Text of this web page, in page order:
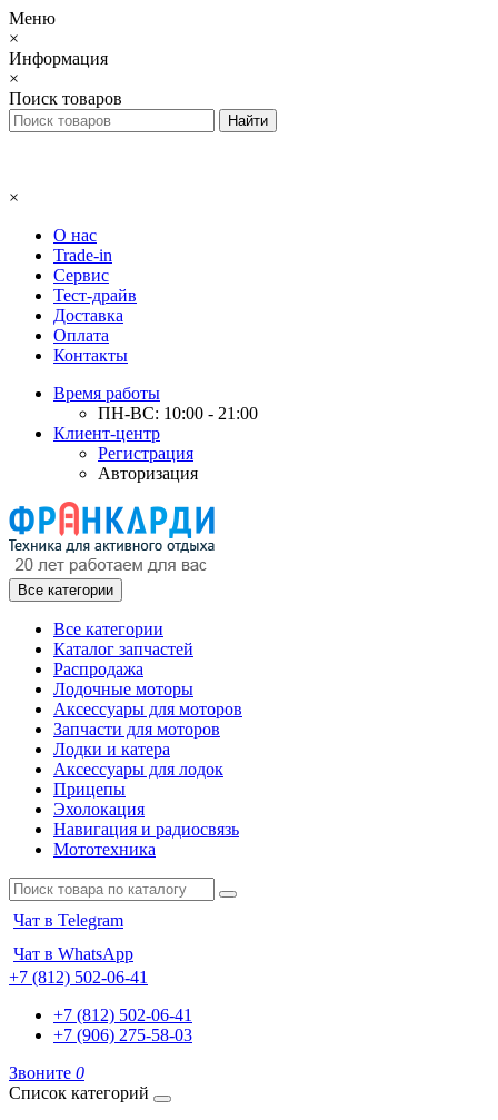
Меню
×
Информация
×
Поиск товаров
×
О нас
Trade-in
Сервис
Тест-драйв
Доставка
Оплата
Контакты
Время работы
ПН-ВС: 10:00 - 21:00
Клиент-центр
Регистрация
Авторизация
Все категории
Все категории
Каталог запчастей
Распродажа
Лодочные моторы
Аксессуары для моторов
Запчасти для моторов
Лодки и катера
Аксессуары для лодок
Прицепы
Эхолокация
Навигация и радиосвязь
Мототехника
Чат в Telegram
Чат в WhatsApp
+7 (812) 502-06-41
+7 (812) 502-06-41
+7 (906) 275-58-03
Звоните 0
Список категорий